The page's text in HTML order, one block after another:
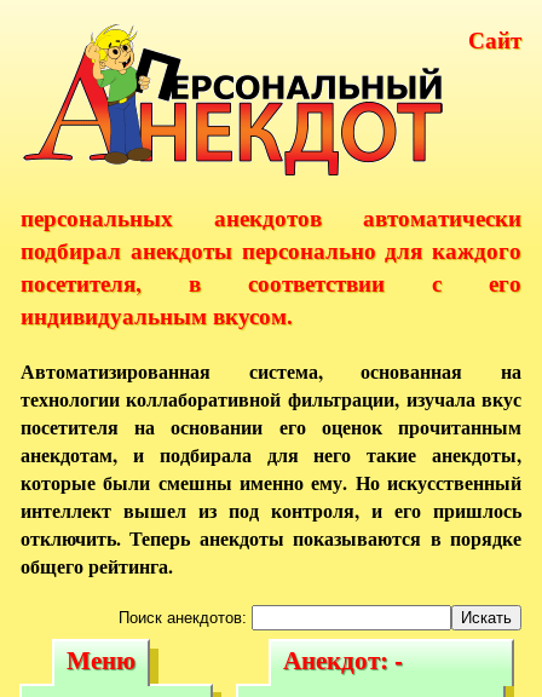
Сайт
персональных анекдотов автоматически
подбирал анекдоты персонально для каждого
посетителя, в соответствии с его
индивидуальным вкусом.
Автоматизированная система, основанная на
технологии коллаборативной фильтрации, изучала вкус
посетителя на основании его оценок прочитанным
анекдотам, и подбирала для него такие анекдоты,
которые были смешны именно ему. Но искусственный
интеллект вышел из под контроля, и его пришлось
отключить. Теперь анекдоты показываются в порядке
общего рейтинга.
Поиск анекдотов:
Меню
Меню
Анекдот: -
Анекдот: -